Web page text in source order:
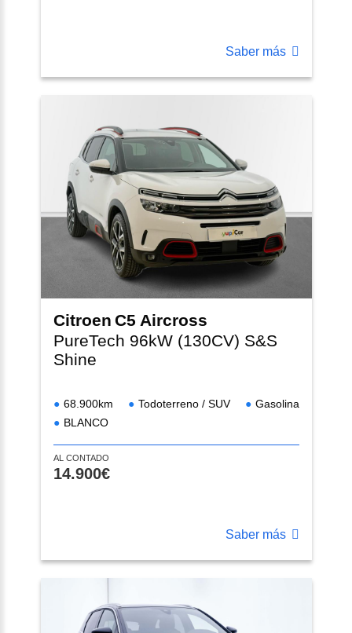
Saber más
Citroen C5 Aircross
PureTech 96kW (130CV) S&S
Shine
68.900km Todoterreno / SUV
Gasolina
BLANCO
AL CONTADO
14.900€
Saber más